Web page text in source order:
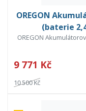
OREGON
(baterie
OREGON
9 771 Kč
10 500 Kč